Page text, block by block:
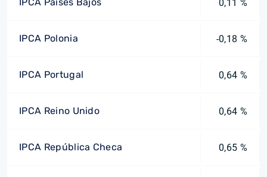
0,11 %
IPCA Polonia -0,18 %
IPCA Portugal 0,64 %
IPCA Reino Unido 0,64 %
IPCA República Checa 0,65 %